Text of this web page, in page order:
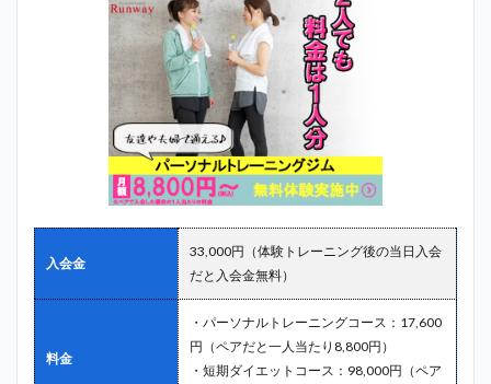
入会金
33,000円（体験トレーニング後の当日入会
だと入会金無料）
料金
・パーソナルトレーニングコース：17,600
円（ペアだと一人当たり8,800円）
・短期ダイエットコース：98,000円（ペア